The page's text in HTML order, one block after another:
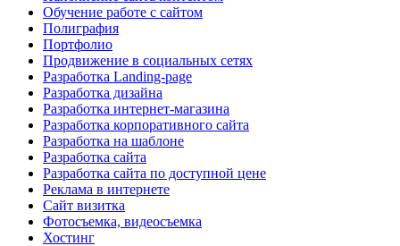
Обучение работе с сайтом
Полиграфия
Портфолио
Продвижение в социальных сетях
Разработка Landing-page
Разработка дизайна
Разработка интернет-магазина
Разработка корпоративного сайта
Разработка на шаблоне
Разработка сайта
Разработка сайта по доступной цене
Реклама в интернете
Сайт визитка
Фотосъемка, видеосъемка
Хостинг